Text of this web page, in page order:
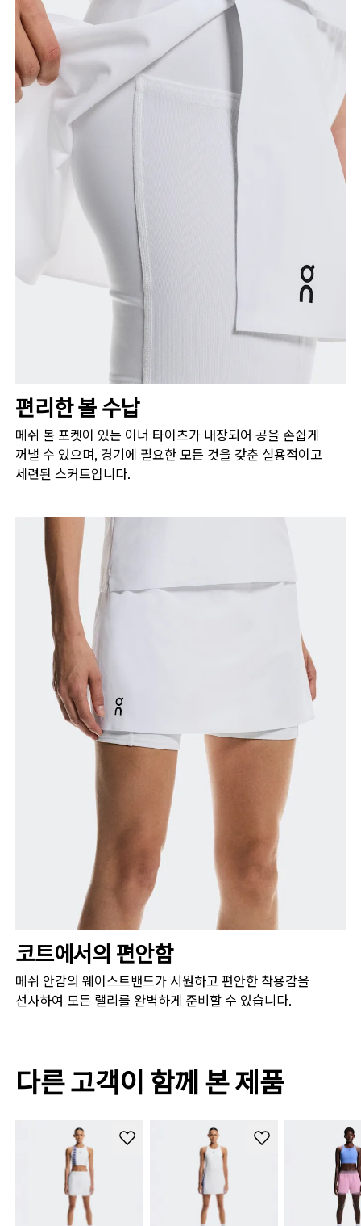
둘레를 측정합니다.
엉덩이 둘레
엉덩이의 가장 튀어나온 부분을 기준으로 둘레를
측정합니다.
편리한 볼 수납
메쉬 볼 포켓이 있는 이너 타이츠가 내장되어 공을 손쉽게
꺼낼 수 있으며, 경기에 필요한 모든 것을 갖춘 실용적이고
세련된 스커트입니다.
코트에서의 편안함
메쉬 안감의 웨이스트밴드가 시원하고 편안한 착용감을
선사하여 모든 랠리를 완벽하게 준비할 수 있습니다.
다른 고객이 함께 본 제품